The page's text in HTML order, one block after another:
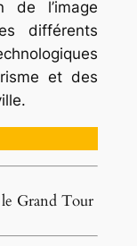
de l’image
différents
et des
Grand Tour